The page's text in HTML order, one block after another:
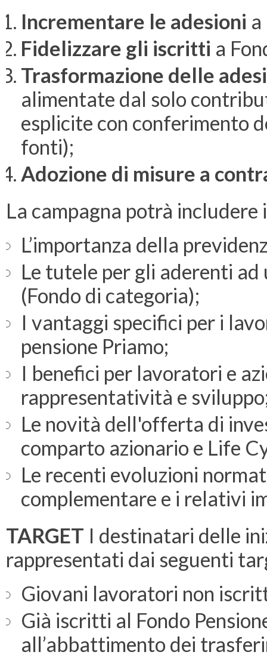
Incrementare le adesioni
Fidelizzare gli iscritti a
Trasformazione delle
alimentate dal solo
esplicite con conferimento
fonti);
Adozione di misure a
La campagna potrà includere
L’importanza della
Le tutele per gli aderenti ad
(Fondo di categoria); ​
I vantaggi specifici per i
pensione Priamo; ​
I benefici per lavoratori e
rappresentatività e
Le novità dell'offerta di
comparto azionario e Life
Le recenti evoluzioni
complementare e i relativi
TARGET I destinatari delle
rappresentati dai seguenti
Giovani lavoratori non
Già iscritti al Fondo
all’abbattimento dei